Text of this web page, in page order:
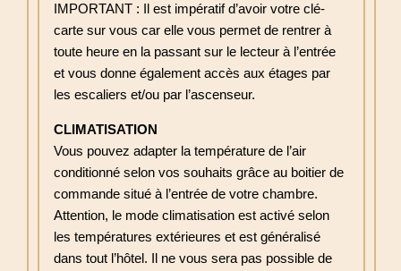
IMPORTANT : Il est impératif d’avoir votre clé-
carte sur vous car elle vous permet de rentrer à
toute heure en la passant sur le lecteur à l’entrée
et vous donne également accès aux étages par
les escaliers et/ou par l’ascenseur.
CLIMATISATION
Vous pouvez adapter la température de l’air
conditionné selon vos souhaits grâce au boitier de
commande situé à l’entrée de votre chambre.
Attention, le mode climatisation est activé selon
les températures extérieures et est généralisé
dans tout l’hôtel. Il ne vous sera pas possible de